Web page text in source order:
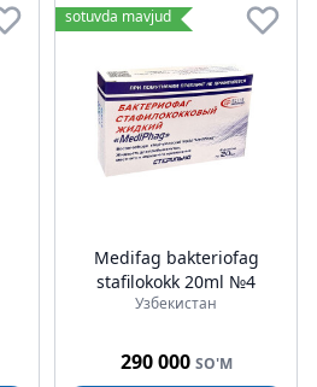
sotuvda mavjud
Medifag bakteriofag
stafilokokk 20ml №4
Узбекистан
290 000 SO'M